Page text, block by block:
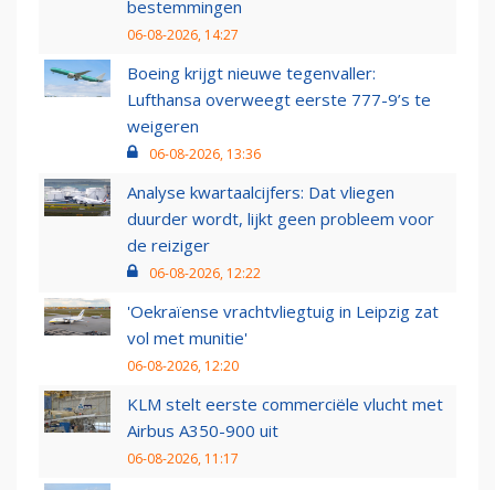
bestemmingen
06-08-2026, 14:27
Boeing krijgt nieuwe tegenvaller:
Lufthansa overweegt eerste 777-9’s te
weigeren
06-08-2026, 13:36
Analyse kwartaalcijfers: Dat vliegen
duurder wordt, lijkt geen probleem voor
de reiziger
06-08-2026, 12:22
'Oekraïense vrachtvliegtuig in Leipzig zat
vol met munitie'
06-08-2026, 12:20
KLM stelt eerste commerciële vlucht met
Airbus A350-900 uit
06-08-2026, 11:17